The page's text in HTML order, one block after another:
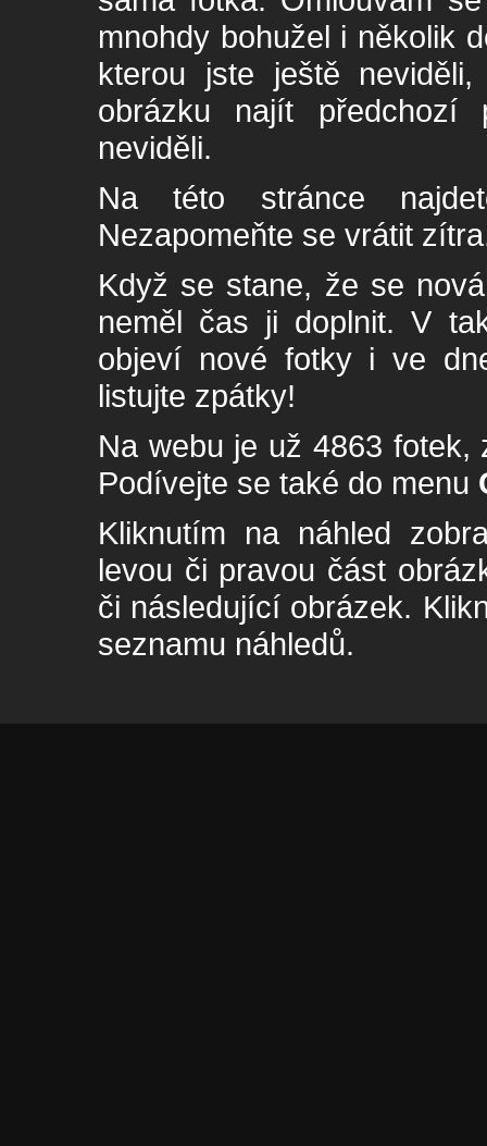
mnohdy bohužel i několik
kterou jste ještě
obrázku najít
neviděli.
Na této stránce
Nezapomeňte se vrátit
Když se stane, že se
neměl čas ji doplnit. V
objeví nové fotky i ve
listujte zpátky!
Na webu je už 4863
Podívejte se také do menu
Kliknutím na náhled
levou či pravou část
či následující obrázek.
seznamu náhledů.